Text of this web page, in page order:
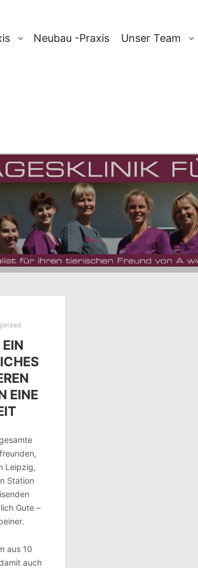
Neubau -Praxis Unser Team
TAG-
EINE
Leipzig,
Station
Gute –
aus 10
auch